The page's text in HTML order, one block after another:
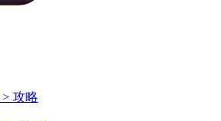
> 攻略